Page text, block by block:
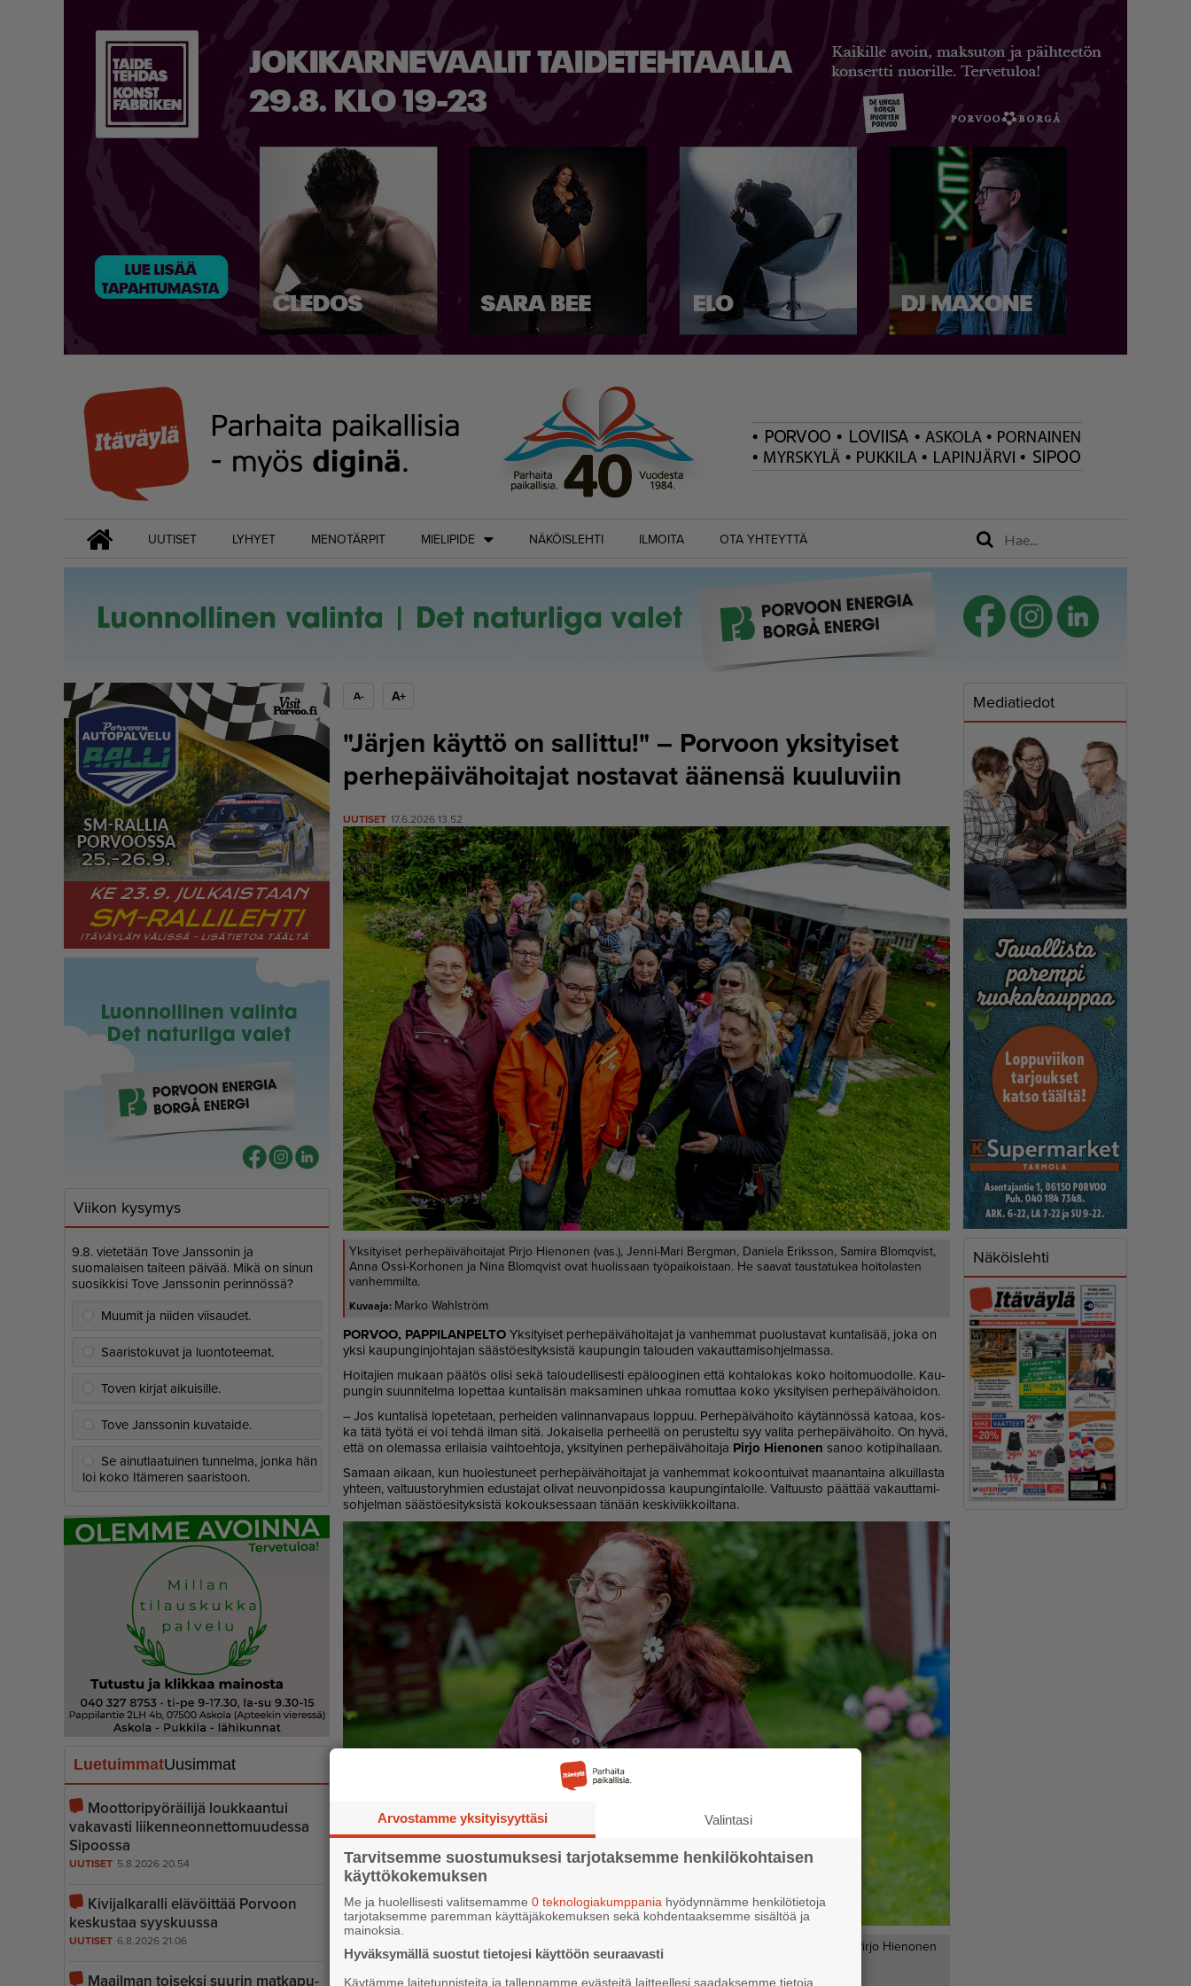
UUTISET LYHYET MENOTÄRPIT MIELIPIDE NÄKÖISLEHTI ILMOITA OTA YHTEYTTÄ
Viikon kysymys
9.8. vietetään Tove Janssonin ja
suomalaisen taiteen päivää. Mikä on sinun
suosikkisi Tove Janssonin perinnössä?
Muumit ja niiden viisaudet.
Saaristokuvat ja luontoteemat.
Toven kirjat aikuisille.
Tove Janssonin kuvataide.
Se ainutlaatuinen tunnelma, jonka hän
loi koko Itämeren saaristoon.
LuetuimmatUusimmat
Moottoripyöräilijä loukkaantui
vakavasti liiken­ne­on­net­to­muudessa
Sipoossa
UUTISET 5.8.2026 20.54
Kivijalkaralli elävöittää Porvoon
keskustaa syyskuussa
UUTISET 6.8.2026 21.06
Maailman toiseksi suurin matkapu­
A- A+
"Järjen käyttö on sallittu!" – Porvoon yksityiset
perhepäivähoitajat nostavat äänensä kuuluviin
UUTISET 17.6.2026 13.52
Yksityiset perhepäivähoitajat Pirjo Hienonen (vas.), Jenni-Mari Bergman, Daniela Eriksson, Samira Blomqvist,
Anna Ossi-Korhonen ja Nina Blomqvist ovat huolissaan työpaikoistaan. He saavat taustatukea hoitolasten
vanhemmilta.
Marko Wahlström
POR­VOO, PAP­PI­LAN­PEL­TO Yk­si­tyi­set per­he­päi­vä­hoi­ta­jat ja van­hem­mat puo­lus­ta­vat kun­ta­li­sää, joka on
yk­si kau­pun­gin­joh­ta­jan sääs­tö­e­si­tyk­sis­tä kau­pun­gin ta­lou­den va­kaut­ta­mi­soh­jel­mas­sa.
Hoi­ta­jien mu­kaan pää­tös oli­si sekä ta­lou­del­li­ses­ti epä­loo­gi­nen et­tä koh­ta­lo­kas koko hoi­to­muo­dol­le. Kau­
pun­gin suun­ni­tel­ma lo­pet­taa kun­ta­li­sän mak­sa­mi­nen uh­kaa ro­mut­taa koko yk­si­tyi­sen per­he­päi­vä­hoi­don.
– Jos kun­ta­li­sä lo­pe­te­taan, per­hei­den va­lin­nan­va­paus lop­puu. Per­he­päi­vä­hoi­to käy­tän­nös­sä ka­to­aa, kos­
ka tätä työ­tä ei voi teh­dä il­man sitä. Jo­kai­sel­la per­heel­lä on pe­rus­tel­tu syy va­li­ta per­he­päi­vä­hoi­to. On hyvä,
et­tä on ole­mas­sa eri­lai­sia vaih­to­eh­to­ja, yk­si­tyi­nen per­he­päi­vä­hoi­ta­ja Pir­jo Hie­no­nen sa­noo ko­ti­pi­hal­laan.
Sa­maan ai­kaan, kun huo­les­tu­neet per­he­päi­vä­hoi­ta­jat ja van­hem­mat ko­koon­tui­vat maa­nan­tai­na al­kuil­las­ta
yh­teen, val­tuus­to­ryh­mien edus­ta­jat oli­vat neu­von­pi­dos­sa kau­pun­gin­ta­lol­le. Val­tuus­to päät­tää va­kaut­ta­mi­
soh­jel­man sääs­tö­e­si­tyk­sis­tä ko­kouk­ses­saan tä­nään kes­ki­viik­koil­ta­na.
– Jokaisella perheellä on perusteltu syy valita perhepäivähoito, yksityinen perhepäivähoitaja Pirjo Hienonen
sanoo.
Mediatiedot
Näköislehti
Arvostamme yksityisyyttäsi Valintasi
Tarvitsemme suostumuksesi tarjotaksemme henkilökohtaisen
käyttökokemuksen
Me ja huolellisesti valitsemamme 0 teknologiakumppania hyödynnämme henkilötietoja
tarjotaksemme paremman käyttäjäkokemuksen sekä kohdentaaksemme sisältöä ja
mainoksia.
Hyväksymällä suostut tietojesi käyttöön seuraavasti
Käytämme laitetunnisteita ja tallennamme evästeitä laitteellesi saadaksemme tietoja